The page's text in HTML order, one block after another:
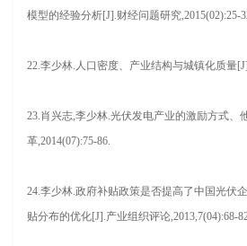
模型的经验分析[J].财经问题研究,2015(02):25-
22.李少林.人口密度、产业结构与城镇化质量
23.肖兴志,李少林.光伏发电产业的激励方式、
革,2014(07):75-86.
24.李少林.政府补贴政策是否提高了中国光
贴分布的优化[J].产业组织评论,2013,7(04):68-